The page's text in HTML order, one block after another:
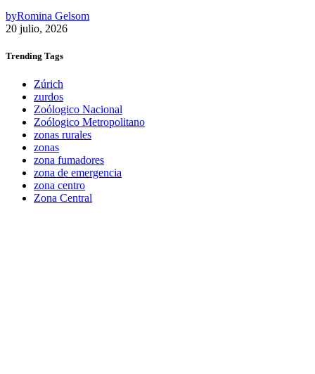
byRomina Gelsom
20 julio, 2026
Trending Tags
Zúrich
zurdos
Zoólogico Nacional
Zoólogico Metropolitano
zonas rurales
zonas
zona fumadores
zona de emergencia
zona centro
Zona Central